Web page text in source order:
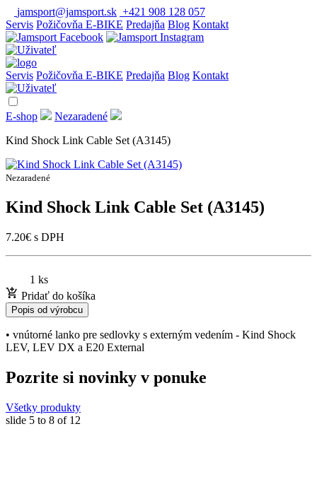
jamsport@jamsport.sk +421 908 128 057
Servis Požičovňa E-BIKE Predajňa Blog Kontakt
Servis Požičovňa E-BIKE Predajňa Blog Kontakt
E-shop
Nezaradené
Kind Shock Link Cable Set (A3145)
Nezaradené
Kind Shock Link Cable Set (A3145)
7.20€ s DPH
1 ks
Pridať do košíka
Popis od výrobcu
• vnútorné lanko pre sedlovky s externým vedením - Kind Shock
LEV, LEV DX a E20 External
Pozrite si novinky v ponuke
Všetky produkty
slide 5 to 8 of 12